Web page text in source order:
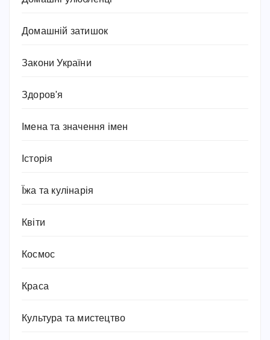
Домашній затишок
Закони України
Здоров'я
Імена та значення імен
Історія
Їжа та кулінарія
Квіти
Космос
Краса
Культура та мистецтво